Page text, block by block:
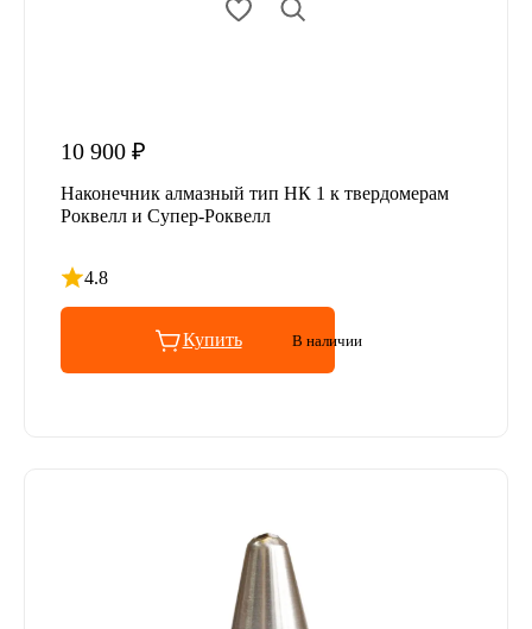
10 900 ₽
Наконечник алмазный тип НК 1 к твердомерам
Роквелл и Супер-Роквелл
4.8
Рейтинг 4.8 из 5
Купить В наличии